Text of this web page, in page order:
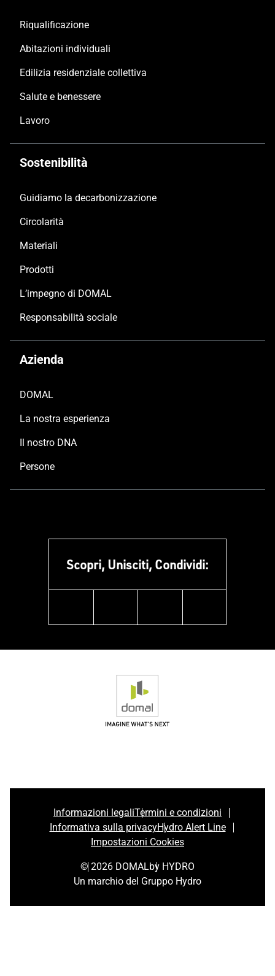
Riqualificazione
Abitazioni individuali
Edilizia residenziale collettiva
Salute e benessere
Lavoro
Sostenibilità
Guidiamo la decarbonizzazione
Circolarità
Materiali
Prodotti
L’impegno di DOMAL
Responsabilità sociale
Azienda
DOMAL
La nostra esperienza
Il nostro DNA
Persone
Scopri, Unisciti, Condividi:
Informazioni legaliTermini e condizioni
Informativa sulla privacyHydro Alert Line
Impostazioni Cookies
© 2026 DOMALby HYDRO
Un marchio del Gruppo Hydro